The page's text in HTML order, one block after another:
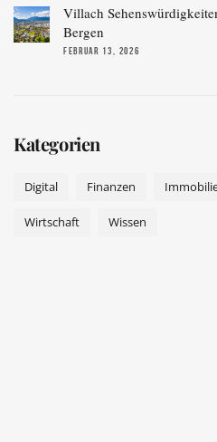
Villach
Bergen
FEBRUAR 13, 2026
Kategorien
Digital Finanzen
Wirtschaft Wissen